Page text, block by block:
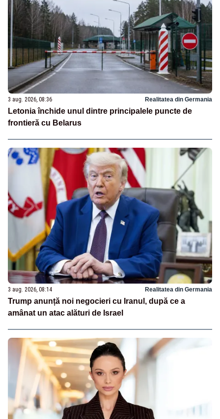
3 aug. 2026, 08:36 Realitatea din Germania
Letonia închide unul dintre principalele puncte de
frontieră cu Belarus
3 aug. 2026, 08:14 Realitatea din Germania
Trump anunță noi negocieri cu Iranul, după ce a
amânat un atac alături de Israel